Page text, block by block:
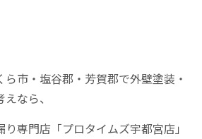
市・塩谷郡・芳賀郡で外壁塗装・
なら、
専門店「プロタイムズ宇都宮店」